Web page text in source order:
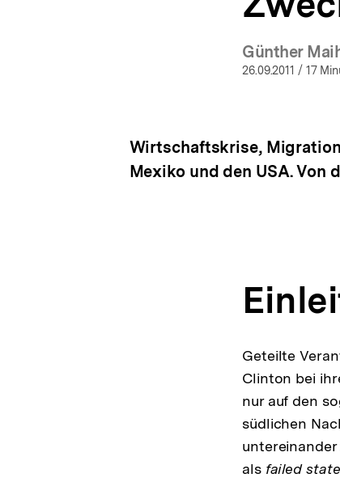
Günther
26.09.2011 / 17
Wirtschaftskrise,
Mexiko und den USA.
Geteilte
Clinton bei
nur auf den
südlichen
als failed state